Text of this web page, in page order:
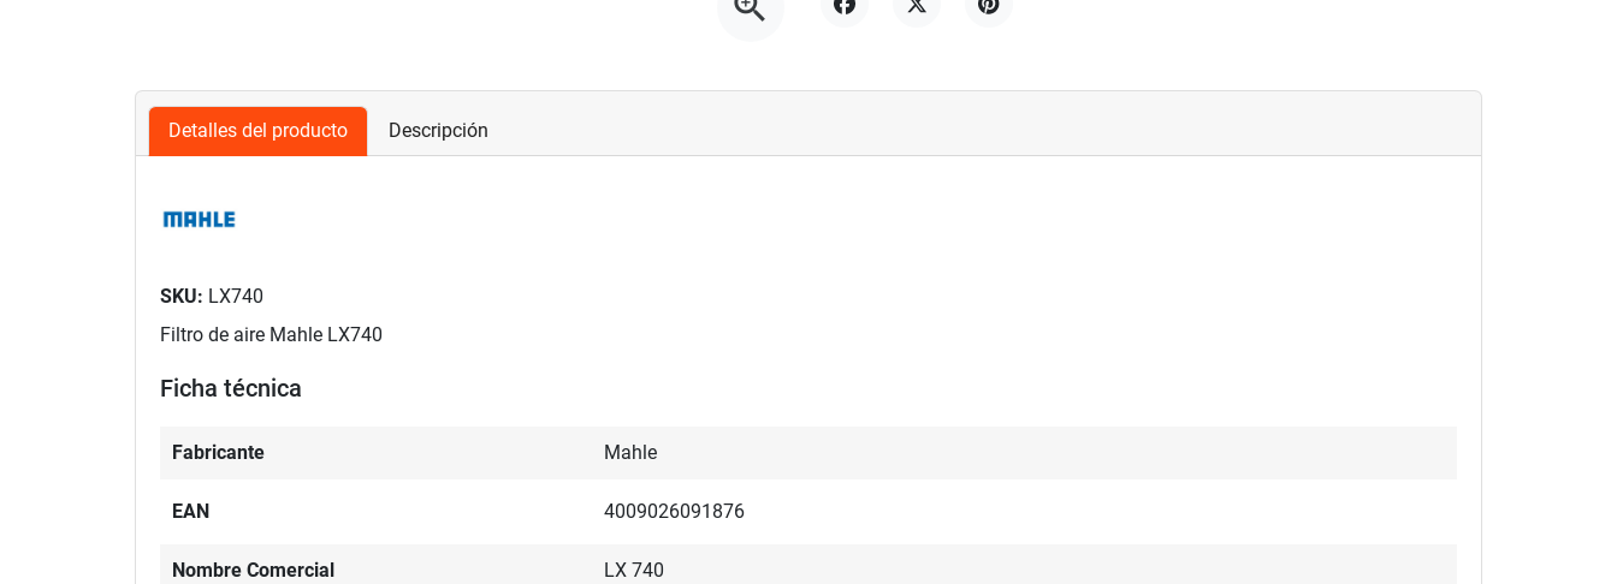
Detalles del producto Descripción
SKU: LX740
Filtro de aire Mahle LX740
Ficha técnica
Fabricante Mahle
EAN 4009026091876
Nombre Comercial LX 740